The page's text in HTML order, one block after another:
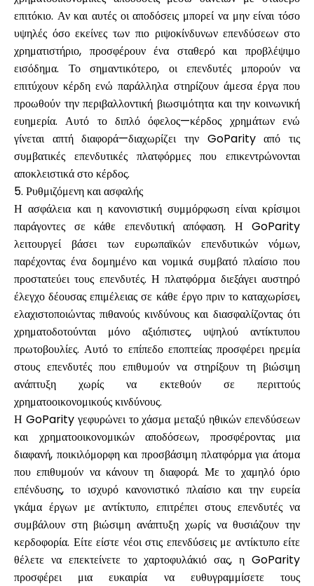
επιτόκιο. Αν και αυτές οι αποδόσεις μπορεί να μην είναι τόσο
υψηλές όσο εκείνες των πιο ριψοκίνδυνων επενδύσεων στο
χρηματιστήριο, προσφέρουν ένα σταθερό και προβλέψιμο
εισόδημα. Το σημαντικότερο, οι επενδυτές μπορούν να
επιτύχουν κέρδη ενώ παράλληλα στηρίζουν άμεσα έργα που
προωθούν την περιβαλλοντική βιωσιμότητα και την κοινωνική
ευημερία. Αυτό το διπλό όφελος—κέρδος χρημάτων ενώ
γίνεται απτή διαφορά—διαχωρίζει την GoParity από τις
συμβατικές επενδυτικές πλατφόρμες που επικεντρώνονται
αποκλειστικά στο κέρδος.
5. Ρυθμιζόμενη και ασφαλής
Η ασφάλεια και η κανονιστική συμμόρφωση είναι κρίσιμοι
παράγοντες σε κάθε επενδυτική απόφαση. Η GoParity
λειτουργεί βάσει των ευρωπαϊκών επενδυτικών νόμων,
παρέχοντας ένα δομημένο και νομικά συμβατό πλαίσιο που
προστατεύει τους επενδυτές. Η πλατφόρμα διεξάγει αυστηρό
έλεγχο δέουσας επιμέλειας σε κάθε έργο πριν το καταχωρίσει,
ελαχιστοποιώντας πιθανούς κινδύνους και διασφαλίζοντας ότι
χρηματοδοτούνται μόνο αξιόπιστες, υψηλού αντίκτυπου
πρωτοβουλίες. Αυτό το επίπεδο εποπτείας προσφέρει ηρεμία
στους επενδυτές που επιθυμούν να στηρίξουν τη βιώσιμη
ανάπτυξη χωρίς να εκτεθούν σε περιττούς
χρηματοοικονομικούς κινδύνους.
Η GoParity γεφυρώνει το χάσμα μεταξύ ηθικών επενδύσεων
και χρηματοοικονομικών αποδόσεων, προσφέροντας μια
διαφανή, ποικιλόμορφη και προσβάσιμη πλατφόρμα για άτομα
που επιθυμούν να κάνουν τη διαφορά. Με το χαμηλό όριο
επένδυσης, το ισχυρό κανονιστικό πλαίσιο και την ευρεία
γκάμα έργων με αντίκτυπο, επιτρέπει στους επενδυτές να
συμβάλουν στη βιώσιμη ανάπτυξη χωρίς να θυσιάζουν την
κερδοφορία. Είτε είστε νέοι στις επενδύσεις με αντίκτυπο είτε
θέλετε να επεκτείνετε το χαρτοφυλάκιό σας, η GoParity
προσφέρει μια ευκαιρία να ευθυγραμμίσετε τους